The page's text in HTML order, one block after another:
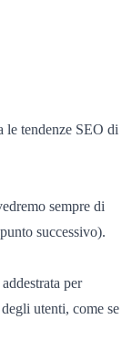
le tendenze SEO di
sempre di
successivo).
per
utenti, come se